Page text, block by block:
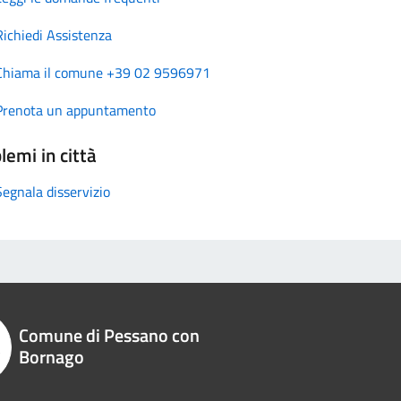
Assistenza
il comune +39 02 9596971
un appuntamento
in città
disservizio
Comune di Pessano con
Bornago